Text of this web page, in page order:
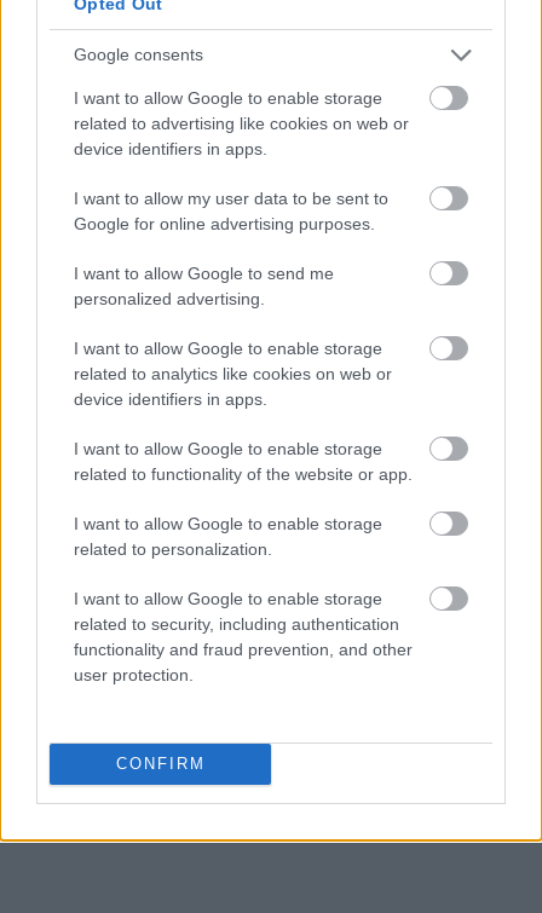
Google consents
I want to allow Google to enable storage
related to advertising like cookies on web or
device identifiers in apps.
I want to allow my user data to be sent to
Google for online advertising purposes.
I want to allow Google to send me
personalized advertising.
I want to allow Google to enable storage
related to analytics like cookies on web or
device identifiers in apps.
I want to allow Google to enable storage
related to functionality of the website or app.
I want to allow Google to enable storage
related to personalization.
I want to allow Google to enable storage
related to security, including authentication
functionality and fraud prevention, and other
user protection.
CONFIRM
τηλεαποστολή ξεκίνησε σε επίπεδο τεχνικών
κλιμακίων και την άλλη εβδομάδα
κορυφώνεται
(έως τις 15 Απριλίου)
σε επίπεδο
επικεφαλής. Κομβικό στοιχείο είναι τα
δημοσιονομικά με χρόνιο ζήτημα την απομείωση
των εκπρόθεσμων οφειλών ληξιπρόθεσμων
οφειλών των νοσοκομείων για τις οποίες δίδονται
τέλος του έτους.